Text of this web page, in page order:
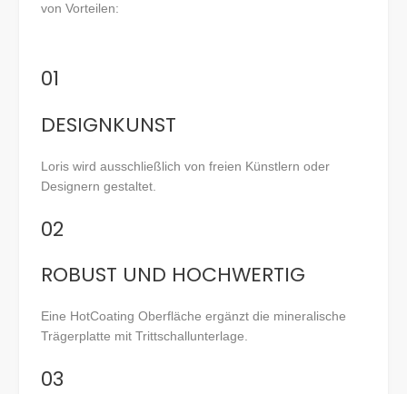
von Vorteilen:
01
DESIGNKUNST
Loris wird ausschließlich von freien Künstlern oder
Designern gestaltet.
02
ROBUST UND HOCHWERTIG
Eine HotCoating Oberfläche ergänzt die mineralische
Trägerplatte mit Trittschallunterlage.
03